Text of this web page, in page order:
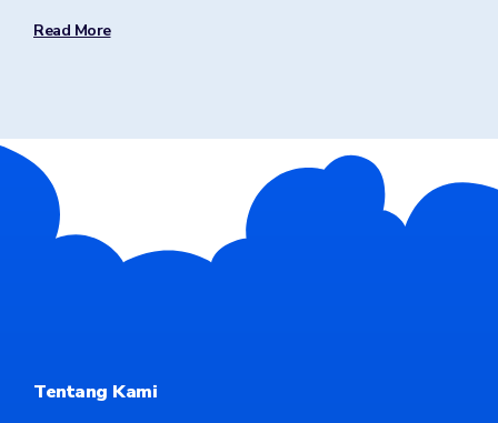
Read More
Tentang Kami